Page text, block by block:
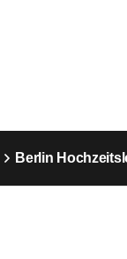
Berlin